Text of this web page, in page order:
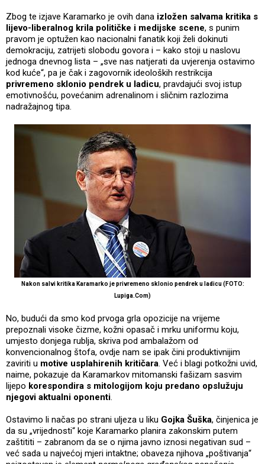
Zbog te izjave Karamarko je ovih dana izložen salvama kritika s
lijevo-liberalnog krila političke i medijske scene, s punim
pravom je optužen kao nacionalni fanatik koji želi dokinuti
demokraciju, zatrijeti slobodu govora i – kako stoji u naslovu
jednoga dnevnog lista – „sve nas natjerati da uvjerenja ostavimo
kod kuće“, pa je čak i zagovornik ideoloških restrikcija
privremeno sklonio pendrek u ladicu, pravdajući svoj istup
emotivnošću, povećanim adrenalinom i sličnim razlozima
nadražajnog tipa.
Nakon salvi kritika Karamarko je privremeno sklonio pendrek u ladicu (FOTO:
Lupiga.Com)
No, budući da smo kod prvoga grla opozicije na vrijeme
prepoznali visoke čizme, kožni opasač i mrku uniformu koju,
umjesto donjega rublja, skriva pod ambalažom od
konvencionalnog štofa, ovdje nam se ipak čini produktivnijim
zaviriti u motive usplahirenih kritičara. Već i blagi potkožni uvid,
naime, pokazuje da Karamarkov mitomanski fašizam sasvim
lijepo korespondira s mitologijom koju predano opslužuju
njegovi aktualni oponenti.
Ostavimo li načas po strani uljeza u liku Gojka Šuška, činjenica je
da su „vrijednosti“ koje Karamarko planira zakonskim putem
zaštititi – zabranom da se o njima javno iznosi negativan sud –
već sada u najvećoj mjeri intaktne; obaveza njihova „poštivanja“